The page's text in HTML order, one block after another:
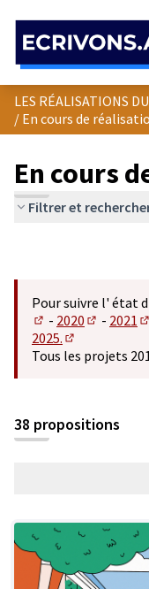
/ En cours de
En cours
Filtrer et
Pour suivre l' état
(S'ouvre dans un
- 2020
(S'ouvre
- 2021
2025.
(S'ouvre dans
Tous les projets
38 propositions